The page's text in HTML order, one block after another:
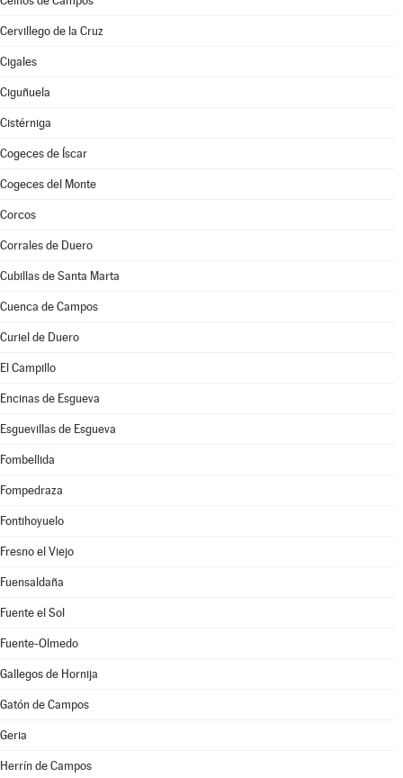
Cervillego de la Cruz
Cigales
Ciguñuela
Cistérniga
Cogeces de Íscar
Cogeces del Monte
Corcos
Corrales de Duero
Cubillas de Santa Marta
Cuenca de Campos
Curiel de Duero
El Campillo
Encinas de Esgueva
Esguevillas de Esgueva
Fombellida
Fompedraza
Fontihoyuelo
Fresno el Viejo
Fuensaldaña
Fuente el Sol
Fuente-Olmedo
Gallegos de Hornija
Gatón de Campos
Geria
Herrín de Campos